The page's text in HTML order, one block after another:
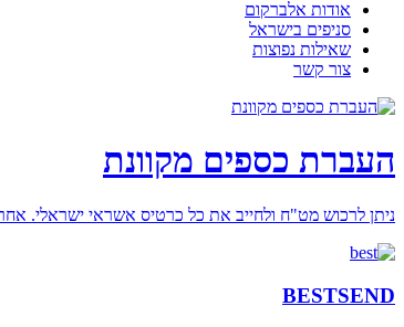
אודות אלברקום
סניפים בישראל
שאילות נפוצות
צור קשר
העברת כספים מקוונת
ניתן לרכוש מט"ח ולחייב את כל כרטיס אשראי ישראלי.
BESTSEND